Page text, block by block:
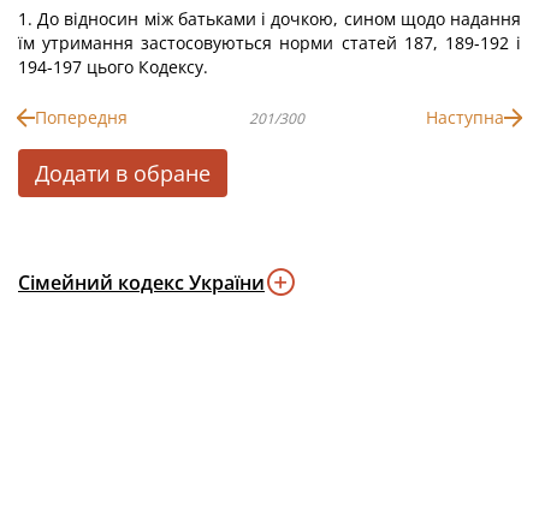
1. До відносин між батьками і дочкою, сином щодо надання
їм утримання застосовуються норми статей 187, 189-192 і
194-197 цього Кодексу.
Попередня 201/300 Наступна
Додати в обране
Сімейний кодекс України